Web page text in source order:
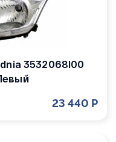
3532068l00
23 440 Р